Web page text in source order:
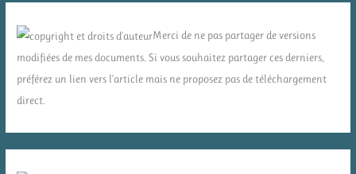
Merci de ne pas partager de versions
modifiées de mes documents. Si vous souhaitez partager ces derniers,
préférez un lien vers l'article mais ne proposez pas de téléchargement
direct.